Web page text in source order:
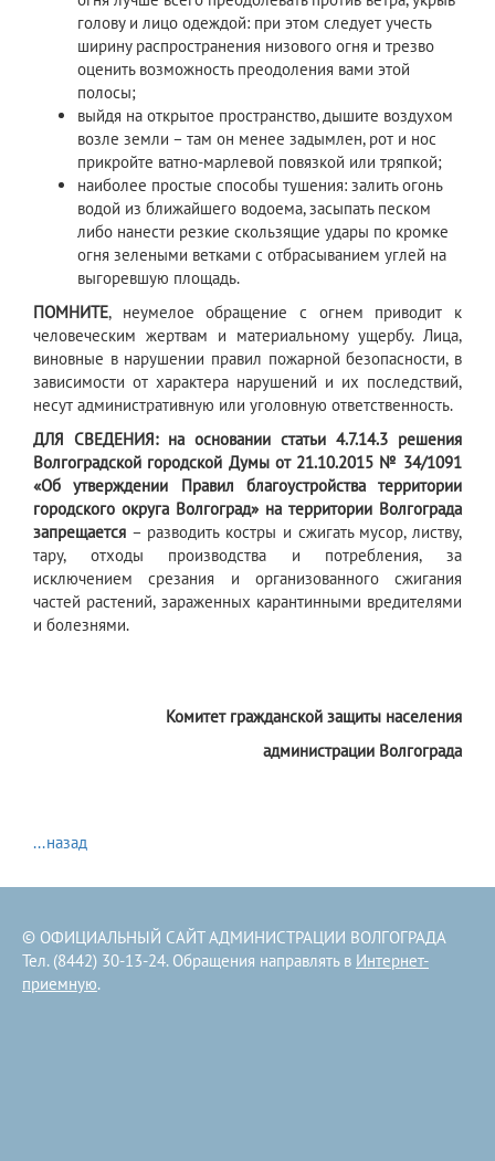
голову и лицо одеждой: при этом следует учесть
ширину распространения низового огня и трезво
оценить возможность преодоления вами этой
полосы;
выйдя на открытое пространство, дышите воздухом
возле земли – там он менее задымлен, рот и нос
прикройте ватно-марлевой повязкой или тряпкой;
наиболее простые способы тушения: залить огонь
водой из ближайшего водоема, засыпать песком
либо нанести резкие скользящие удары по кромке
огня зелеными ветками с отбрасыванием углей на
выгоревшую площадь.
ПОМНИТЕ, неумелое обращение с огнем приводит к
человеческим жертвам и материальному ущербу. Лица,
виновные в нарушении правил пожарной безопасности, в
зависимости от характера нарушений и их последствий,
несут административную или уголовную ответственность.
ДЛЯ СВЕДЕНИЯ: на основании статьи 4.7.14.3 решения
Волгоградской городской Думы от 21.10.2015 № 34/1091
«Об утверждении Правил благоустройства территории
городского округа Волгоград» на территории Волгограда
запрещается – разводить костры и сжигать мусор, листву,
тару, отходы производства и потребления, за
исключением срезания и организованного сжигания
частей растений, зараженных карантинными вредителями
и болезнями.
Комитет гражданской защиты населения
администрации Волгограда
...назад
© ОФИЦИАЛЬНЫЙ САЙТ АДМИНИСТРАЦИИ ВОЛГОГРАДА
Тел. (8442) 30-13-24. Обращения направлять в Интернет-
приемную.